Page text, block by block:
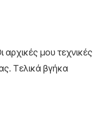
αρχικές μου τεχνικές
Τελικά βγήκα